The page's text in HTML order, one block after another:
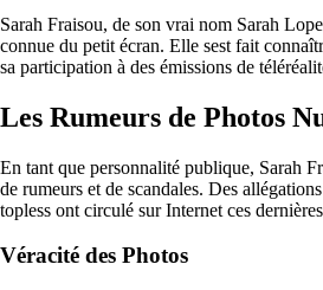
Sarah Fraisou, de son vrai nom Sarah
connue du petit écran. Elle sest fait
sa participation à des émissions de
Les Rumeurs de Photos
En tant que personnalité publique, Sarah
de rumeurs et de scandales. Des
topless ont circulé sur Internet ces
Véracité des Photos